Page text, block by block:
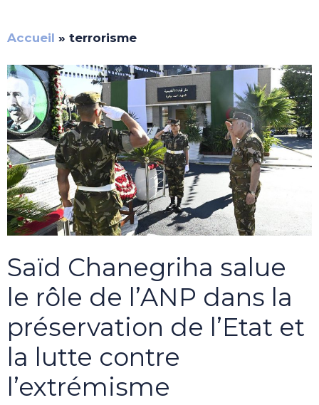
Accueil » terrorisme
Saïd Chanegriha salue
le rôle de l’ANP dans la
préservation de l’Etat et
la lutte contre
l’extrémisme